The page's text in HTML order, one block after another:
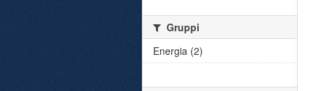
Gruppi
Energia (2)